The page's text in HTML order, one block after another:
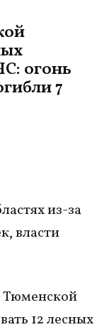
огонь
7
из-за
власти
Тюменской
12 лесных